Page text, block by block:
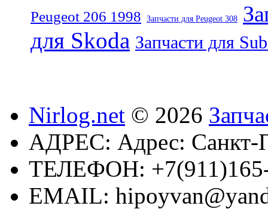
Peugeot 206 1998 Запчасти для Peugeot 308
для Skoda Запчасти для
Nirlog.net © 2026
АДРЕС: Адрес: Санкт-
ТЕЛЕФОН:
EMAIL: